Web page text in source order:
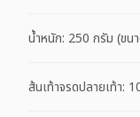
น้ำหนัก: 250 กรัม (ขน
ส้นเท้าจรดปลายเท้า: